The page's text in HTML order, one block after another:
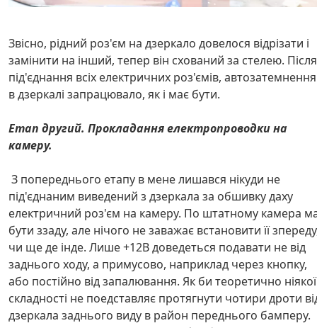
Звісно, рідний роз'єм на дзеркало довелося відрізати і
замінити на інший, тепер він схований за стелею. Після
під'єднання всіх електричних роз'ємів, автозатемнення
в дзеркалі запрацювало, як і має бути.
Етап другий. Прокладання електропроводки на
камеру.
З попереднього етапу в мене лишався нікуди не
під'єднаним виведений з дзеркала за обшивку даху
електричний роз'єм на камеру. По штатному камера
бути ззаду, але нічого не заважає встановити її
чи ще де інде. Лише +12В доведеться подавати не від
заднього ходу, а примусово, наприклад через кнопку,
або постійно від запалювання. Як би теоретично ніякої
складності не поедставляє протягнути чотири дроти
дзеркала заднього виду в район переднього бамперу.